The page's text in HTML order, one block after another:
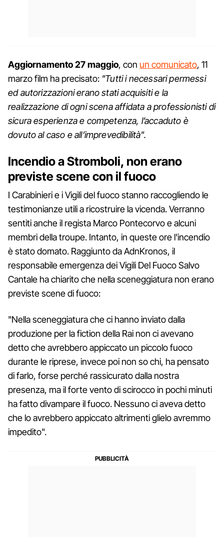
Aggiornamento 27 maggio, con un comunicato, 11
marzo film ha precisato: "Tutti i necessari permessi
ed autorizzazioni erano stati acquisiti e la
realizzazione di ogni scena affidata a professionisti di
sicura esperienza e competenza, l’accaduto è
dovuto al caso e all’imprevedibilità".
Incendio a Stromboli, non erano
previste scene con il fuoco
I Carabinieri e i Vigili del fuoco stanno raccogliendo le
testimonianze utili a ricostruire la vicenda. Verranno
sentiti anche il regista Marco Pontecorvo e alcuni
membri della troupe. Intanto, in queste ore l'incendio
è stato domato. Raggiunto da AdnKronos, il
responsabile emergenza dei Vigili Del Fuoco Salvo
Cantale ha chiarito che nella sceneggiatura non erano
previste scene di fuoco:
"Nella sceneggiatura che ci hanno inviato dalla
produzione per la fiction della Rai non ci avevano
detto che avrebbero appiccato un piccolo fuoco
durante le riprese, invece poi non so chi, ha pensato
di farlo, forse perché rassicurato dalla nostra
presenza, ma il forte vento di scirocco in pochi minuti
ha fatto divampare il fuoco. Nessuno ci aveva detto
che lo avrebbero appiccato altrimenti glielo avremmo
impedito".